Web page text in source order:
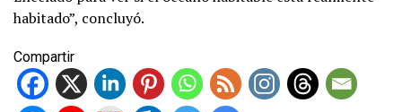
habitado”, concluyó.
Compartir